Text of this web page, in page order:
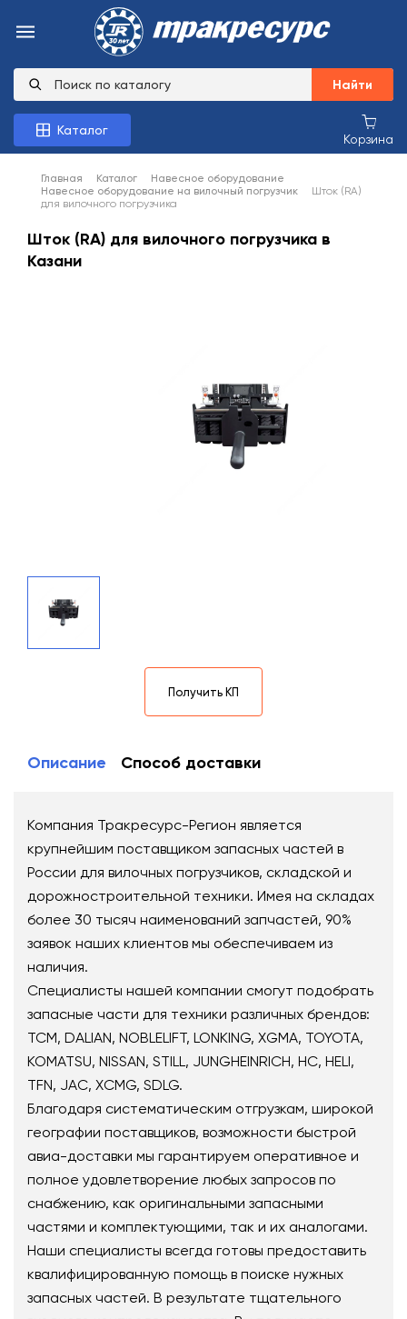
Найти
Каталог
Корзина
Главная Каталог
Навесное оборудование
Навесное оборудование на вилочный погрузчик
Шток (RA)
для вилочного погрузчика
Шток (RA) для вилочного погрузчика в
Казани
Получить КП
Описание Способ доставки
Компания Тракресурс-Регион является
крупнейшим поставщиком запасных частей в
России для вилочных погрузчиков, складской и
дорожностроительной техники. Имея на складах
более 30 тысяч наименований запчастей, 90%
заявок наших клиентов мы обеспечиваем из
наличия.
Специалисты нашей компании смогут подобрать
запасные части для техники различных брендов:
TCM, DALIAN, NOBLELIFT, LONKING, XGMA, TOYOTA,
KOMATSU, NISSAN, STILL, JUNGHEINRICH, HC, HELI,
TFN, JAC, XCMG, SDLG.
Благодаря систематическим отгрузкам, широкой
географии поставщиков, возможности быстрой
авиа-доставки мы гарантируем оперативное и
полное удовлетворение любых запросов по
снабжению, как оригинальными запасными
частями и комплектующими, так и их аналогами.
Наши специалисты всегда готовы предоставить
квалифицированную помощь в поиске нужных
запасных частей. В результате тщательного